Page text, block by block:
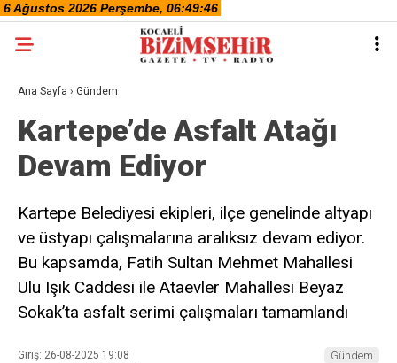
Ana Sayfa › Gündem
Kartepe’de Asfalt Atağı
Devam Ediyor
Kartepe Belediyesi ekipleri, ilçe genelinde altyapı
ve üstyapı çalışmalarına aralıksız devam ediyor.
Bu kapsamda, Fatih Sultan Mehmet Mahallesi
Ulu Işık Caddesi ile Ataevler Mahallesi Beyaz
Sokak’ta asfalt serimi çalışmaları tamamlandı
Giriş: 26-08-2025 19:08
Gündem